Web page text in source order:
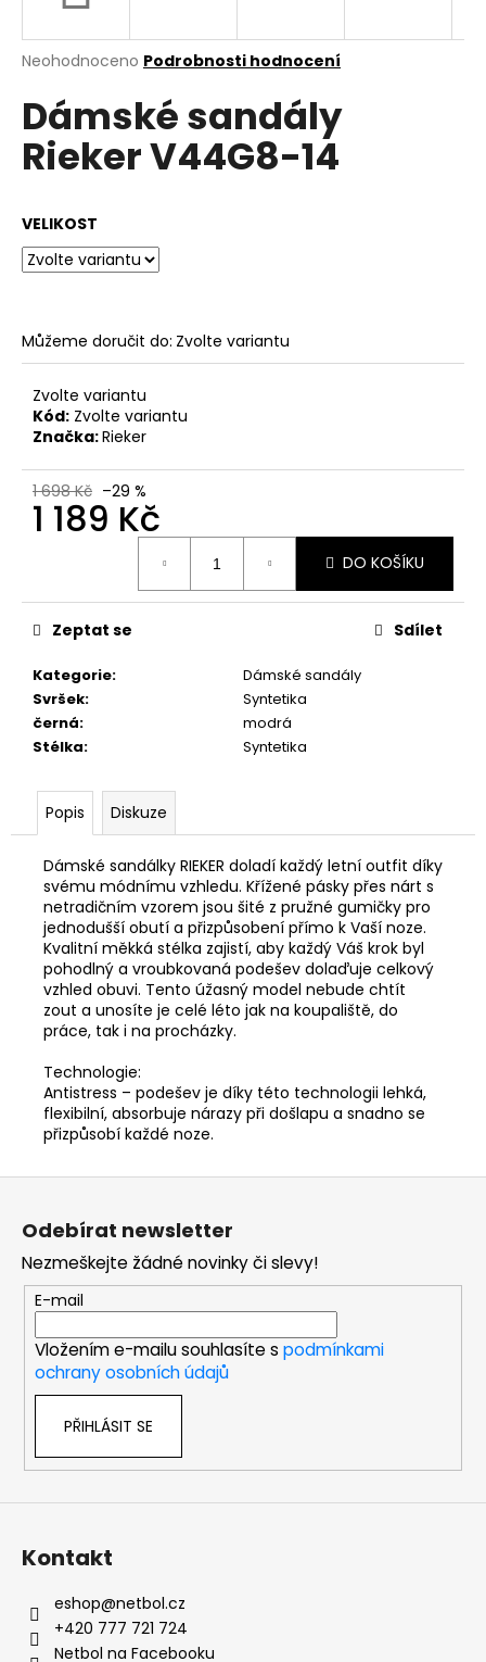
Průměrné
produktu
je
0,0
Neohodnoceno Podrobnosti hodnocení
Dámské sandály
Rieker V44G8-14
VELIKOST
Můžeme doručit do: Zvolte variantu
Zvolte variantu
Kód: Zvolte variantu
Značka:Rieker
1 698 Kč –29 %
1 189 Kč
DO KOŠÍKU
Kategorie:
Dámské sandály
Svršek:
Syntetika
černá:
modrá
Stélka: Syntetika
Zeptat se Sdílet
Popis Diskuze
Dámské sandálky RIEKER doladí každý letní outfit díky
svému módnímu vzhledu. Křížené pásky přes nárt s
netradičním vzorem jsou šité z pružné gumičky pro
jednodušší obutí a přizpůsobení přímo k Vaší noze.
Kvalitní měkká stélka zajistí, aby každý Váš krok byl
pohodlný a vroubkovaná podešev dolaďuje celkový
vzhled obuvi. Tento úžasný model nebude chtít
zout a unosíte je celé léto jak na koupaliště, do
práce, tak i na procházky.
Technologie:
Antistress – podešev je díky této technologii lehká,
flexibilní, absorbuje nárazy při došlapu a snadno se
přizpůsobí každé noze.
j
t
?
D
o
p
o
u
č
u
e
PRIMIGI
2411200
298
Kč
Z
Odebírat newsletter
Nezmeškejte žádné novinky či slevy!
E-mail
Vložením e-mailu souhlasíte s podmínkami
ochrany osobních údajů
PŘIHLÁSIT SE
Kontakt
eshop@netbol.cz
+420 777 721 724
Netbol na Facebooku